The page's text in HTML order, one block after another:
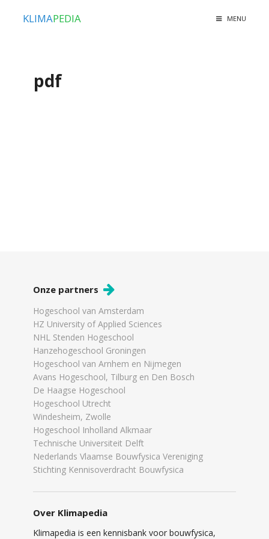
KLIMAPEDIA MENU
pdf
Onze partners
Hogeschool van Amsterdam
HZ University of Applied Sciences
NHL Stenden Hogeschool
Hanzehogeschool Groningen
Hogeschool van Arnhem en Nijmegen
Avans Hogeschool, Tilburg en Den Bosch
De Haagse Hogeschool
Hogeschool Utrecht
Windesheim, Zwolle
Hogeschool Inholland Alkmaar
Technische Universiteit Delft
Nederlands Vlaamse Bouwfysica Vereniging
Stichting Kennisoverdracht Bouwfysica
Over Klimapedia
Klimapedia is een kennisbank voor bouwfysica,